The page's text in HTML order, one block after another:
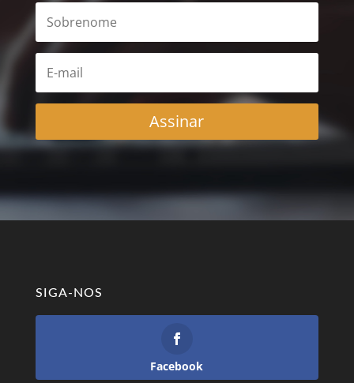
Assinar
SIGA-NOS
Facebook